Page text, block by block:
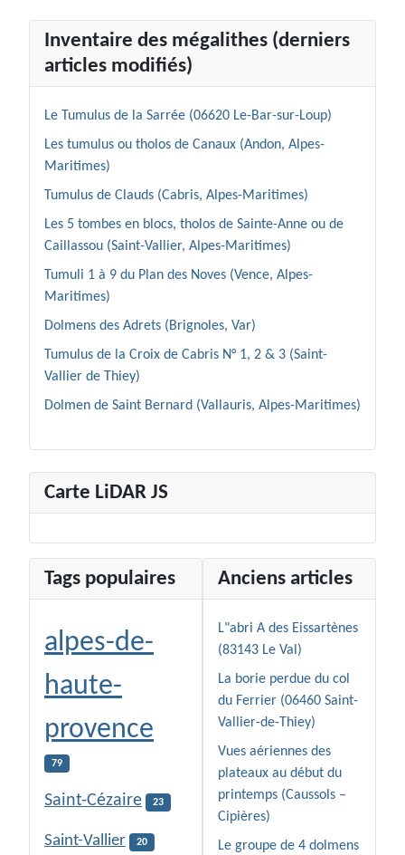
Inventaire des mégalithes (derniers
articles modifiés)
Le Tumulus de la Sarrée (06620 Le-Bar-sur-Loup)
Les tumulus ou tholos de Canaux (Andon, Alpes-
Maritimes)
Tumulus de Clauds (Cabris, Alpes-Maritimes)
Les 5 tombes en blocs, tholos de Sainte-Anne ou de
Caillassou (Saint-Vallier, Alpes-Maritimes)
Tumuli 1 à 9 du Plan des Noves (Vence, Alpes-
Maritimes)
Dolmens des Adrets (Brignoles, Var)
Tumulus de la Croix de Cabris N° 1, 2 & 3 (Saint-
Vallier de Thiey)
Dolmen de Saint Bernard (Vallauris, Alpes-Maritimes)
Carte LiDAR JS
Tags populaires
alpes-de-
haute-
provence
79
Saint-Cézaire 23
Saint-Vallier 20
Anciens articles
L"abri A des Eissartènes
(83143 Le Val)
La borie perdue du col
du Ferrier (06460 Saint-
Vallier-de-Thiey)
Vues aériennes des
plateaux au début du
printemps (Caussols –
Cipières)
Le groupe de 4 dolmens